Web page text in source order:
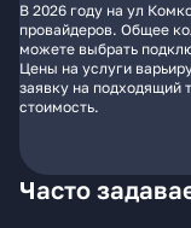
В 2026 году на ул
провайдеров. Общее
можете выбрать
Цены на услуги
заявку на подходящий
стоимость.
Часто